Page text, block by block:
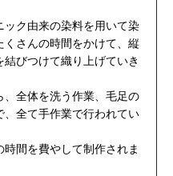
ク由来の染料を用いて染
さんの時間をかけて、縦
びつけて織り上げていき
、全体を洗う作業、毛足の
全て手作業で行われてい
間を費やして制作されま